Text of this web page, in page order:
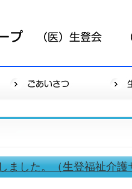
ました。（生登福祉介